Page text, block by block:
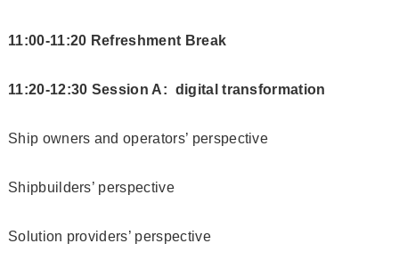
11:00-11:20 Refreshment Break
11:20-12:30 Session A: digital transformation
Ship owners and operators’ perspective
Shipbuilders’ perspective
Solution providers’ perspective